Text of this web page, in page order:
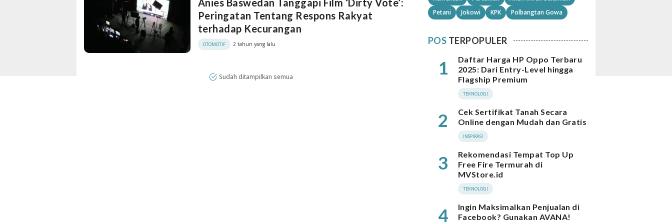
Peringatan Tentang Respons Rakyat
terhadap Kecurangan
OTOMOTIF 2 tahun yang lalu
Sudah ditampilkan semua
Petani
Jokowi KPK Polbangtan Gowa
POS TERPOPULER
1
Daftar Harga HP Oppo Terbaru
2025: Dari Entry-Level hingga
Flagship Premium
TEKNOLOGI
2
Cek Sertifikat Tanah Secara
Online dengan Mudah dan Gratis
INSPIRASI
3
Rekomendasi Tempat Top Up
Free Fire Termurah di
MVStore.id
TEKNOLOGI
4
Ingin Maksimalkan Penjualan di
Facebook? Gunakan AVANA!